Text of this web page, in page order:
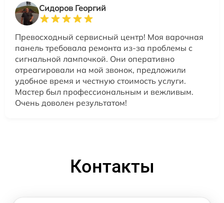
Сидоров Георгий
Превосходный сервисный центр! Моя варочная
панель требовала ремонта из-за проблемы с
сигнальной лампочкой. Они оперативно
отреагировали на мой звонок, предложили
удобное время и честную стоимость услуги.
Мастер был профессиональным и вежливым.
Очень доволен результатом!
Контакты